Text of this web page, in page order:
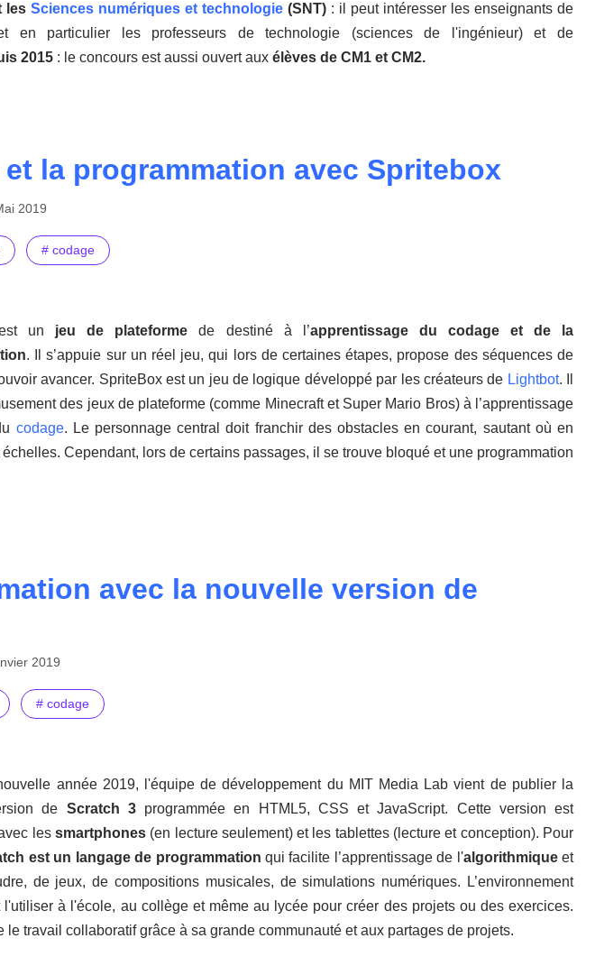
les Sciences numériques et technologie (SNT) : il peut intéresser les enseignants de
en particulier les professeurs de technologie (sciences de l'ingénieur) et de
2015 : le concours est aussi ouvert aux élèves de CM1 et CM2.
la programmation avec Spritebox
2019
# codage
un jeu de plateforme de destiné à l’apprentissage du codage et de la
. Il s’appuie sur un réel jeu, qui lors de certaines étapes, propose des séquences de
avancer. SpriteBox est un jeu de logique développé par les créateurs de Lightbot. Il
des jeux de plateforme (comme Minecraft et Super Mario Bros) à l’apprentissage
codage. Le personnage central doit franchir des obstacles en courant, sautant où en
Cependant, lors de certains passages, il se trouve bloqué et une programmation
avec la nouvelle version de
2019
# codage
année 2019, l'équipe de développement du MIT Media Lab vient de publier la
de Scratch 3programmée en HTML5, CSS et JavaScript. Cette version est
les smartphones (en lecture seulement) et les tablettes (lecture et conception). Pour
est un langage de programmation qui facilite l’apprentissage de l'algorithmiqueet
de jeux, de compositions musicales, de simulations numériques. L’environnement
à l'école, au collège et même au lycée pour créer des projets ou des exercices.
travail collaboratif grâce à sa grande communauté et aux partages de projets.